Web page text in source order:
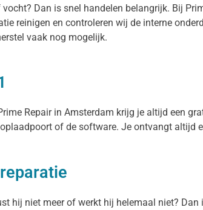
Dan is snel handelen belangrijk. Bij
reinigen en controleren wij de interne
vaak nog mogelijk.
Repair in Amsterdam krijg je altijd een
of de software. Je ontvangt altijd
hij niet meer of werkt hij helemaal niet?